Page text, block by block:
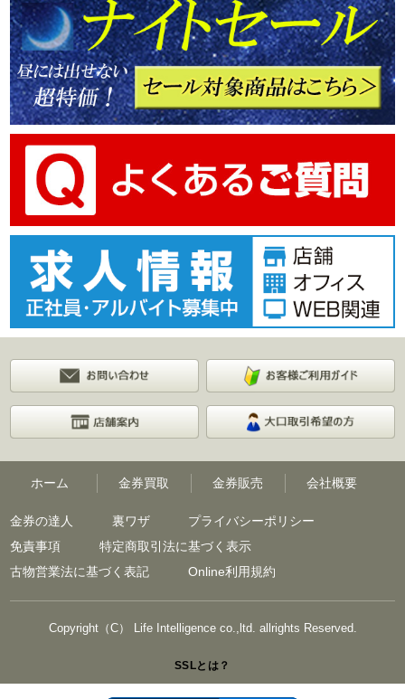
ホーム 金券買取 金券販売 会社概要
金券の達人 裏ワザ
プライバシーポリシー
免責事項
特定商取引法に基づく表示
古物営業法に基づく表記
Online利用規約
Copyright（C） Life Intelligence co.,ltd. allrights Reserved.
SSLとは？